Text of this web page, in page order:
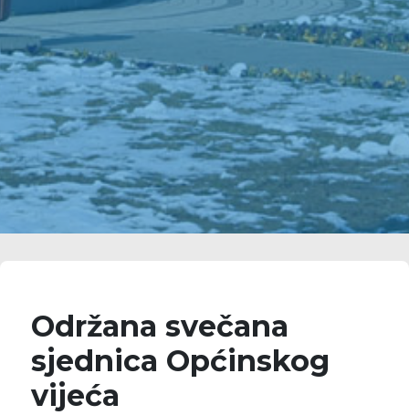
Održana svečana
sjednica Općinskog
vijeća